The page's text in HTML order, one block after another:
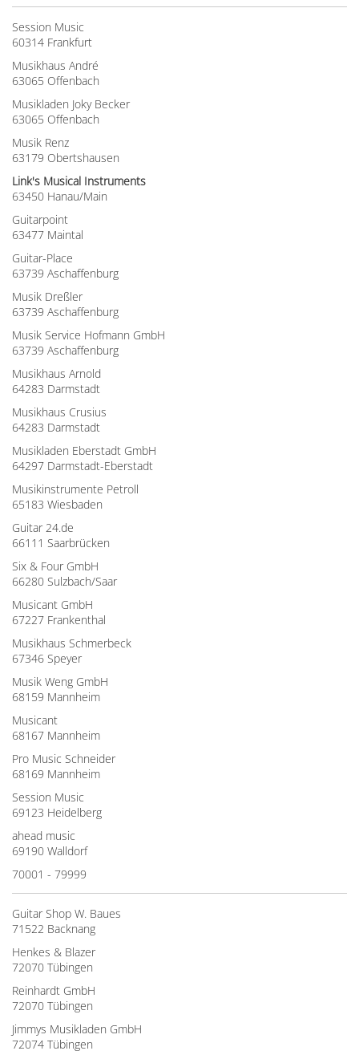
Session Music
60314 Frankfurt
Musikhaus André
63065 Offenbach
Musikladen Joky Becker
63065 Offenbach
Musik Renz
63179 Obertshausen
Link's Musical Instruments
63450 Hanau/Main
Guitarpoint
63477 Maintal
Guitar-Place
63739 Aschaffenburg
Musik Dreßler
63739 Aschaffenburg
Musik Service Hofmann GmbH
63739 Aschaffenburg
Musikhaus Arnold
64283 Darmstadt
Musikhaus Crusius
64283 Darmstadt
Musikladen Eberstadt GmbH
64297 Darmstadt-Eberstadt
Musikinstrumente Petroll
65183 Wiesbaden
Guitar 24.de
66111 Saarbrücken
Six & Four GmbH
66280 Sulzbach/Saar
Musicant GmbH
67227 Frankenthal
Musikhaus Schmerbeck
67346 Speyer
Musik Weng GmbH
68159 Mannheim
Musicant
68167 Mannheim
Pro Music Schneider
68169 Mannheim
Session Music
69123 Heidelberg
ahead music
69190 Walldorf
70001 - 79999
Guitar Shop W. Baues
71522 Backnang
Henkes & Blazer
72070 Tübingen
Reinhardt GmbH
72070 Tübingen
Jimmys Musikladen GmbH
72074 Tübingen